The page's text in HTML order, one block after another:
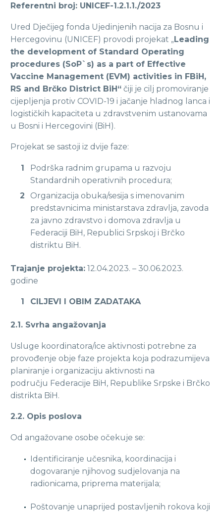
Referentni broj: UNICEF-1.2.1.1./2023
Ured Dječijeg fonda Ujedinjenih nacija za Bosnu i
Hercegovinu (UNICEF) provodi projekat „Leading
the development of Standard Operating
procedures (SoP`s) as a part of Effective
Vaccine Management (EVM) activities in FBiH,
RS and Brčko District BiH“ čiji je cilj promoviranje
cijepljenja protiv COVID-19 i jačanje hladnog lanca i
logističkih kapaciteta u zdravstvenim ustanovama
u Bosni i Hercegovini (BiH).
Projekat se sastoji iz dvije faze:
Podrška radnim grupama u razvoju
Standardnih operativnih procedura;
Organizacija obuka/sesija s imenovanim
predstavnicima ministarstava zdravlja, zavoda
za javno zdravstvo i domova zdravlja u
Federaciji BiH, Republici Srpskoj i Brčko
distriktu BiH.
Trajanje projekta: 12.04.2023. – 30.06.2023.
godine
CILJEVI I OBIM ZADATAKA
2.1. Svrha angažovanja
Usluge koordinatora/ice aktivnosti potrebne za
provođenje obje faze projekta koja podrazumijeva
planiranje i organizaciju aktivnosti na
području Federacije BiH, Republike Srpske i Brčko
distrikta BiH.
2.2. Opis poslova
Od angažovane osobe očekuje se:
Identificiranje učesnika, koordinacija i
dogovaranje njihovog sudjelovanja na
radionicama, priprema materijala;
Poštovanje unaprijed postavljenih rokova koji